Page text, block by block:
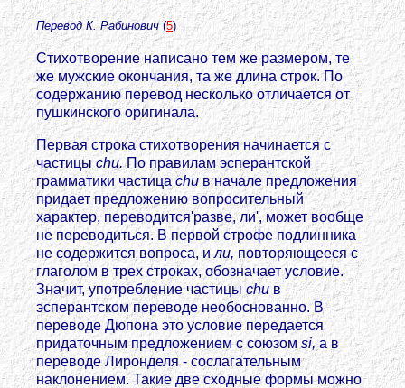
Перевод К. Рабинович(5)
Стихотворение написано тем же размером, те
же мужские окончания, та же длина строк. По
содержанию перевод несколько отличается от
пушкинского оригинала.
Первая строка стихотворения начинается с
частицы сhи.По правилам эсперантской
грамматики частицасhив начале предложения
придает предложению вопросительный
характер, переводится'разве, ли', может вообще
не переводиться. В первой строфе подлинника
не содержится вопроса, или,повторяющееся с
глаголом в трех строках, обозначает условие.
Значит, употребление частицыchuв
эсперантском переводе необоснованно. В
переводе Дюпона это условие передается
придаточным предложением с союзомsi,а в
переводе Лиронделя - сослагательным
наклонением. Такие две сходные формы можно